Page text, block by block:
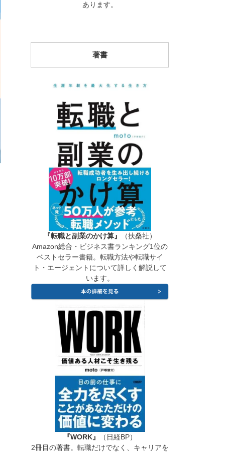
あります。
著書
『転職と副業のかけ算』
（扶桑社）
Amazon総合・ビジネス書ランキング1位の
ベストセラー書籍。転職方法や転職サイ
ト・エージェントについて詳しく解説して
います。
『WORK』
（日経BP）
2冊目の著書。転職だけでなく、キャリアを